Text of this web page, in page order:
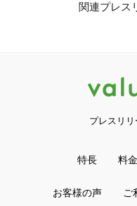
関連プレス
プレスリ
特長 料
お客様の声 ご